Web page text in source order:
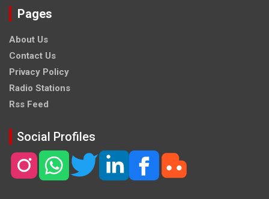
Pages
About Us
Contact Us
Privacy Policy
Radio Stations
Rss Feed
Social Profiles